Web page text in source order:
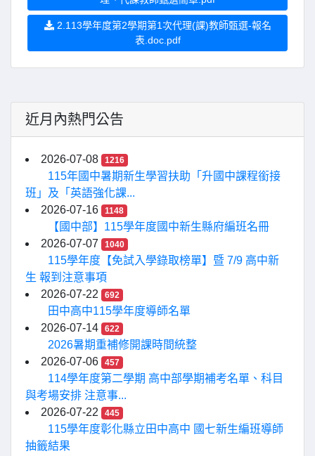
2.113學年度第2學期第1次代理(課)教師甄選-報名
表.doc.pdf
近月內熱門公告
2026-07-08 1216
115年國中暑期新生學習扶助「升國中課程銜接
班」及「英語強化課...
2026-07-16
1148
【國中部】115學年度國中新生縣府編班名冊
2026-07-07
1040
115學年度【免試入學錄取榜單】暨 7/9 高中新
生 報到注意事項
2026-07-22
692
田中高中115學年度導師名單
2026-07-14
622
2026暑期重補修開課時間統整
2026-07-06
457
114學年度第二學期 高中部學期補考名單、科目
與考場安排 注意事...
2026-07-22
445
115學年度彰化縣立田中高中 國七新生編班導師
抽籤結果